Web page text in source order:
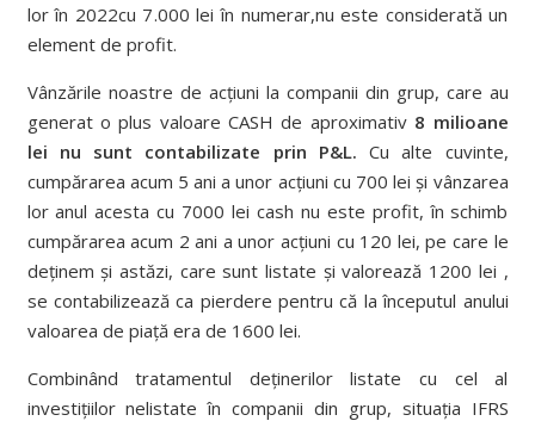
lor în 2022cu 7.000 lei în numerar,nu este considerată un
element de profit.
Vânzările noastre de acțiuni la companii din grup, care au
generat o plus valoare CASH de aproximativ 8 milioane
lei nu sunt contabilizate prin P&L. Cu alte cuvinte,
cumpărarea acum 5 ani a unor acțiuni cu 700 lei și vânzarea
lor anul acesta cu 7000 lei cash nu este profit, în schimb
cumpărarea acum 2 ani a unor acțiuni cu 120 lei, pe care le
deținem și astăzi, care sunt listate și valorează 1200 lei ,
se contabilizează ca pierdere pentru că la începutul anului
valoarea de piață era de 1600 lei.
Combinând tratamentul deținerilor listate cu cel al
investițiilor nelistate în companii din grup, situația IFRS